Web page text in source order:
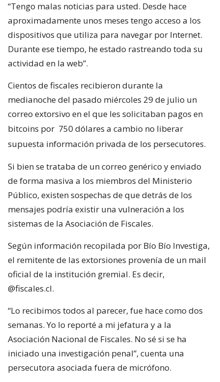
“Tengo malas noticias para usted. Desde hace
aproximadamente unos meses tengo acceso a los
dispositivos que utiliza para navegar por Internet.
Durante ese tiempo, he estado rastreando toda su
actividad en la web”.
Cientos de fiscales recibieron durante la
medianoche del pasado miércoles 29 de julio un
correo extorsivo en el que les solicitaban pagos en
bitcoins por 750 dólares a cambio no liberar
supuesta información privada de los persecutores.
Si bien se trataba de un correo genérico y enviado
de forma masiva a los miembros del Ministerio
Público, existen sospechas de que detrás de los
mensajes podría existir una vulneración a los
sistemas de la Asociación de Fiscales.
Según información recopilada por Bío Bío Investiga,
el remitente de las extorsiones provenía de un mail
oficial de la institución gremial. Es decir,
@fiscales.cl.
“Lo recibimos todos al parecer, fue hace como dos
semanas. Yo lo reporté a mi jefatura y a la
Asociación Nacional de Fiscales. No sé si se ha
iniciado una investigación penal”, cuenta una
persecutora asociada fuera de micrófono.